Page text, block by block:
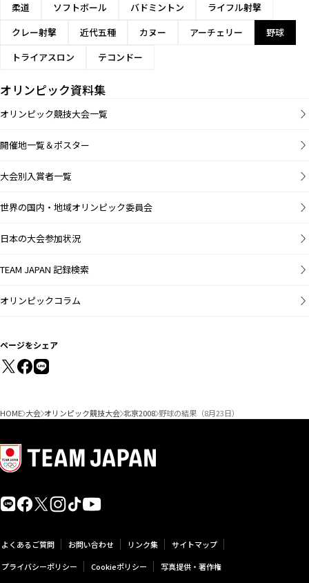
柔道
ソフトボール バドミントン
ライフル射撃
クレー射撃
近代五種 カヌー アーチェリー
野球
トライアスロン
テコンドー
オリンピック資料集
オリンピック競技大会一覧
開催地一覧＆ポスター
大会別入賞者一覧
世界の国内・地域オリンピック委員会
日本の大会参加状況
TEAM JAPAN 記録検索
オリンピックコラム
ページをシェア
HOME 大会 オリンピック競技大会 北京2008 野球の結果（8月23日）
よくあるご質問 お問い合わせ リンク集
サイトマップ
プライバシーポリシー
Cookieポリシー 写真提供・著作権